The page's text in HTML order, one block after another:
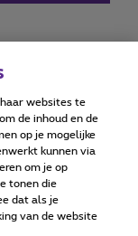
statement
websites te
de inhoud en de
op je mogelijke
kunnen via
om je op
tonen die
dat als je
van de website